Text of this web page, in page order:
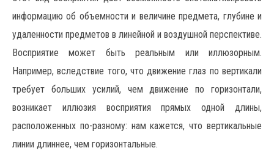
информацию об объемности и величине предмета, глубине и
удаленности предметов в линейной и воздушной перспективе.
Восприятие может быть реальным или иллюзорным.
Например, вследствие того, что движение глаз по вертикали
требует больших усилий, чем движение по горизонтали,
возникает иллюзия восприятия прямых одной длины,
расположенных по-разному: нам кажется, что вертикальные
линии длиннее, чем горизонтальные.